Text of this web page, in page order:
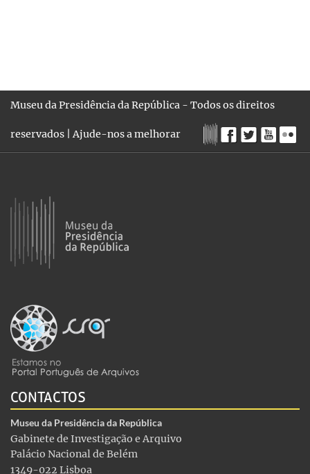
Museu da Presidência da República - Todos os direitos
reservados |Ajude-nos a melhorar
CONTACTOS
Museu da Presidência da República
Gabinete de Investigação e Arquivo
Palácio Nacional de Belém
1349-022 Lisboa